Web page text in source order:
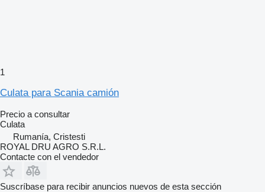
1
Culata para Scania camión
Precio a consultar
Culata
Rumanía, Cristesti
ROYAL DRU AGRO S.R.L.
Contacte con el vendedor
Suscríbase para recibir anuncios nuevos de esta sección